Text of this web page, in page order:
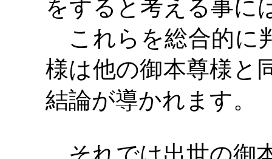
をすると考える事に
これらを総合的に
様は他の御本尊様と
結論が導かれます。